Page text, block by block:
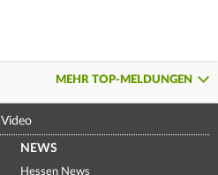
MEHR TOP-MELDUNGEN
Video
NEWS
Hessen News